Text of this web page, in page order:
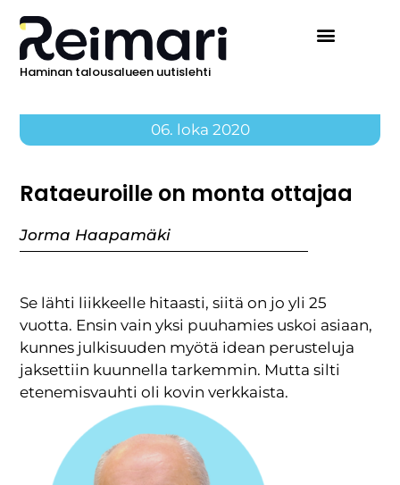
Haminan talousalueen uutislehti
06. loka 2020
Rataeuroille on monta ottajaa
Jorma Haapamäki
Se lähti liikkeelle hitaasti, siitä on jo yli 25
vuotta. Ensin vain yksi puuhamies uskoi asiaan,
kunnes julkisuuden myötä idean perusteluja
jaksettiin kuunnella tarkemmin. Mutta silti
etenemisvauhti oli kovin verkkaista.